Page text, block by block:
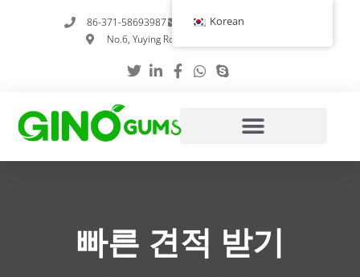
86-371-58693987
info@gumstabilizer.com
No.6, Yuying Road, 정저우, 허난성, 중국
빠른 견적 받기
Korean